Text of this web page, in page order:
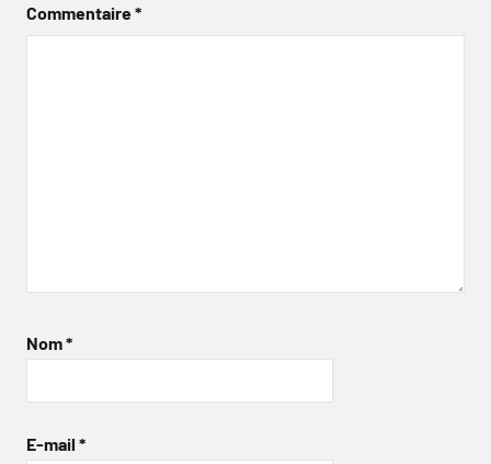
Commentaire*
Nom*
E-mail *